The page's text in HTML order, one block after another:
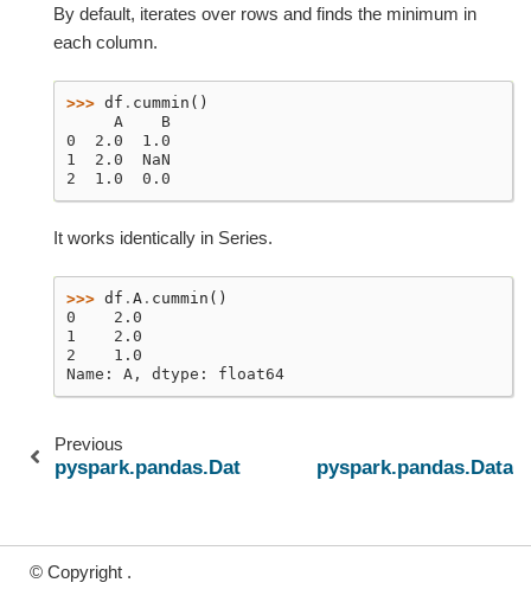
By default, iterates over rows and finds the minimum in
each column.
>>> df . cummin ()
     A    B
0  2.0  1.0
1  2.0  NaN
2  1.0  0.0
It works identically in Series.
>>> df . A . cummin ()
0    2.0
1    2.0
2    1.0
Name: A, dtype: float64
Previous
pyspark.pandas.DataFrame.var
© Copyright .